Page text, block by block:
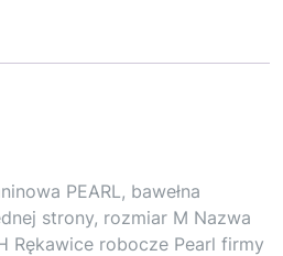
PEARL, bawełna
strony, rozmiar M Nazwa
Rękawice robocze Pearl firmy